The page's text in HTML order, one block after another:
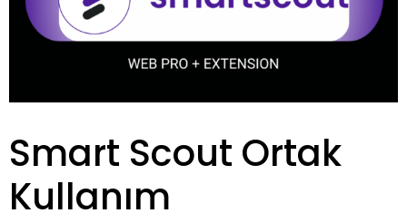
Smart Scout Ortak
Kullanım